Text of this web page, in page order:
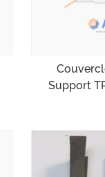
Support